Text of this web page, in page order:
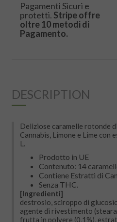
Pagamenti Sicuri e
protetti. Stripe offre
oltre 10 metodi di
Pagamento.
DESCRIPTION
Deliziose caramelle rotonde
Cannabis, Limone e Lime con
L.
Prodotto in UE
Contenuto: 14
Contiene Estratti di
Senza THC.
[Ingredienti]
destrosio, sciroppo di
agente di rivestimento
frutta in polvere (0,1%),